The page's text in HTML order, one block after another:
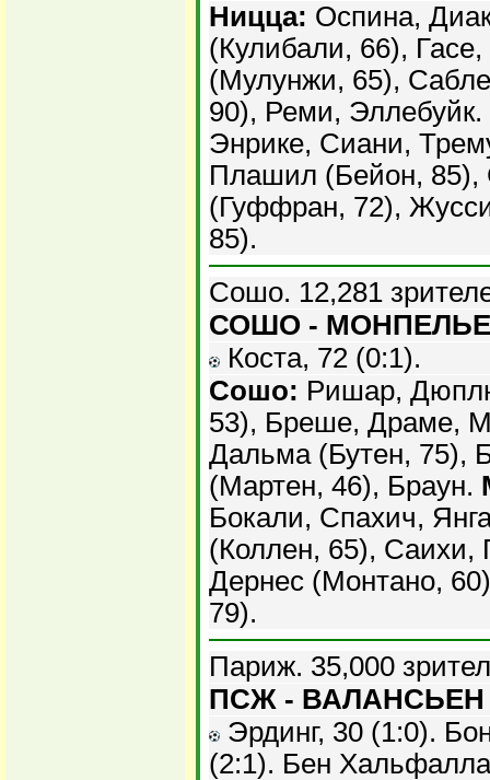
Ницца: Оспина,
(Кулибали, 66),
(Мулунжи, 65),
90), Реми, Эллебуйк.
Энрике, Сиани,
Плашил (Бейон, 85),
(Гуффран, 72),
85).
Сошо. 12,281
СОШО - МОНПЕЛЬЕ
Коста, 72 (0:1).
Сошо: Ришар,
53), Бреше, Драме,
Дальма (Бутен, 75),
(Мартен, 46), Браун.
Бокали, Спахич,
(Коллен, 65), Саихи,
Дернес (Монтано,
79).
Париж. 35,000
ПСЖ - ВАЛАНСЬЕН
Эрдинг, 30 (1:0).
(2:1). Бен